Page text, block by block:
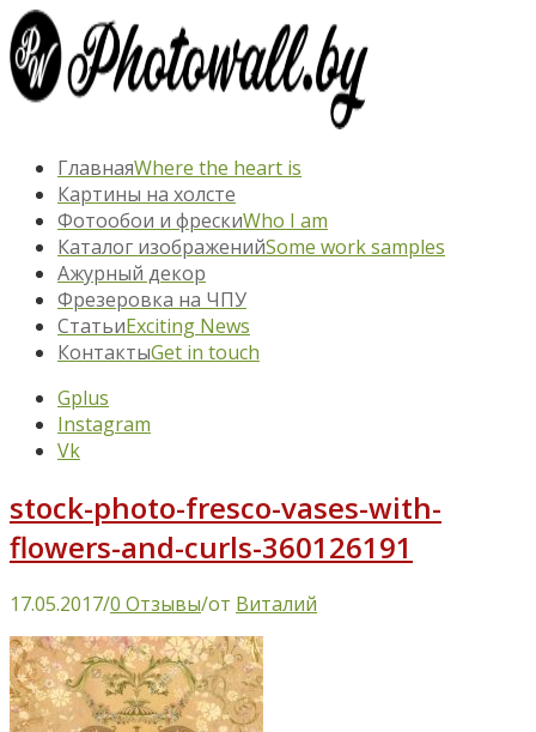
ГлавнаяWhere the heart is
Картины на холсте
Фотообои и фрескиWho I am
Каталог изображенийSome work samples
Ажурный декор
Фрезеровка на ЧПУ
СтатьиExciting News
КонтактыGet in touch
Gplus
Instagram
Vk
stock-photo-fresco-vases-with-
flowers-and-curls-360126191
17.05.2017/0 Отзывы/от Виталий